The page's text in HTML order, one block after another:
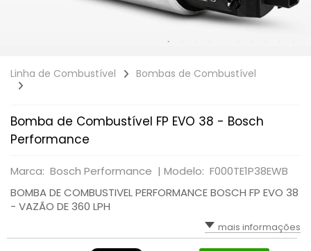
Linha de Combustível Bombas de Combustível
Bomba de Combustível FP EVO 38 - Bosch
Performance
Marca: Bosch Performance | Modelo: F000TE1P38EWB
BOMBA DE COMBUSTIVEL PERFORMANCE BOSCH FP EVO 38
- VAZÃO DE 360 LPH
mais informações